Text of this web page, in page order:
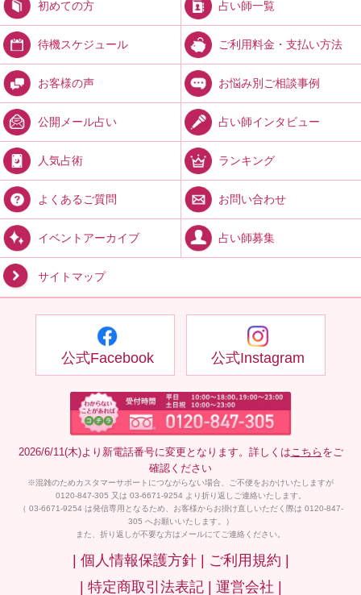
初めての方 占い師一覧
待機スケジュール ご利用料金・支払い方法
お客様の声 お悩み別ご相談事例
公開メール占い 占い師インタビュー
人気占術 ランキング
よくあるご質問 お問い合わせ
イベントアーカイブ 占い師募集
サイトマップ
公式Facebook 公式Instagram
2026/6/11(木)より新電話番号に変更となります。詳しくは こちら をご
確認ください
※混雑のためカスタマーサポートにつながらない場合、ご不便をおかけいたしますが
0120-847-305 又は 03-6671-9254 より折り返しご連絡いたします。
（ 03-6671-9254 は発信専用となるため、お客様からお掛け直しいただく際は 0120-847-
305 へお願いいたします。）
また、折り返しが不要な方はメールにてご連絡ください。
| 個人情報保護方針 | ご利用規約 |
| 特定商取引法表記 | 運営会社 |